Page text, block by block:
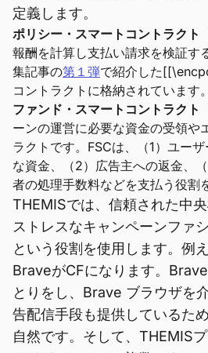
定義します。
ポリシー・スマートコントラクト
報酬を計算し支払い請求を検証す
集記事の第１弾で紹介した
コントラクトに格納されています。
ファンド・スマートコントラクト
ーンの運営に必要な資金の受領や
ラクトです。FSCは、（1）ユー
な資金、（2）広告主への返金、
者の処理手数料などを支払う役割
THEMISでは、信頼された中
ストレスなキャンペーンファ
という役割を使用します。例
BraveがCFになります。
とりをし、Brave ブラウザを
告配信手段も提供しているた
自然です。そして、THEMIS